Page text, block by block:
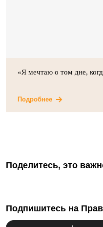
«Я мечтаю о том дне,
Подробнее
Поделитесь, это
Подпишитесь на